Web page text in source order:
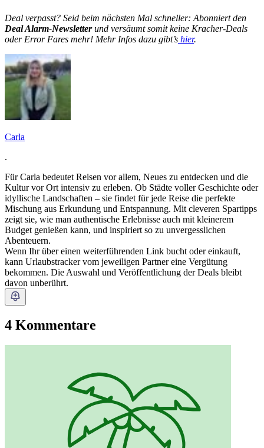
Deal verpasst? Seid beim nächsten Mal schneller: Abonniert den
Deal Alarm-Newsletterund versäumt somit keine Kracher-Deals
oder Error Fares mehr! Mehr Infos dazu gibt’s hier.
Carla
.
Für Carla bedeutet Reisen vor allem, Neues zu entdecken und die
Kultur vor Ort intensiv zu erleben. Ob Städte voller Geschichte oder
idyllische Landschaften – sie findet für jede Reise die perfekte
Mischung aus Erkundung und Entspannung. Mit cleveren Spartipps
zeigt sie, wie man authentische Erlebnisse auch mit kleinerem
Budget genießen kann, und inspiriert so zu unvergesslichen
Abenteuern.
Wenn Ihr über einen weiterführenden Link bucht oder einkauft,
kann Urlaubstracker vom jeweiligen Partner eine Vergütung
bekommen. Die Auswahl und Veröffentlichung der Deals bleibt
davon unberührt.
4 Kommentare